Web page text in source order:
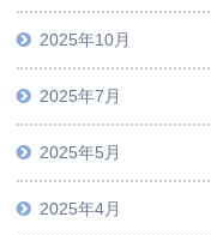
2025年10月
2025年7月
2025年5月
2025年4月